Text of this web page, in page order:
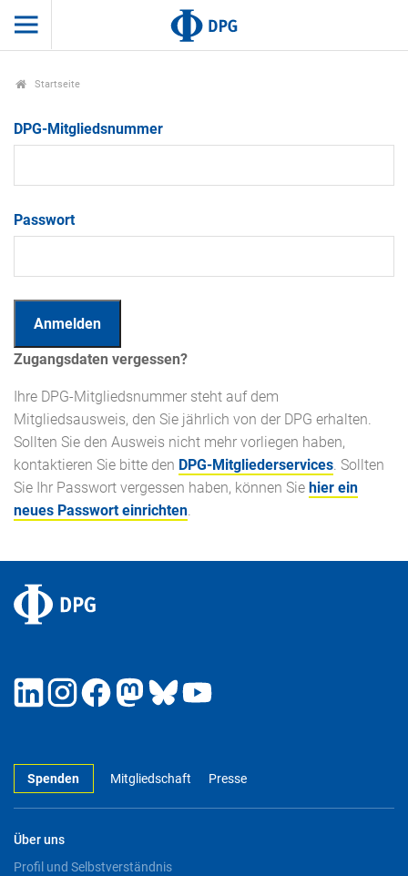
Startseite
DPG-Mitgliedsnummer
Passwort
Zugangsdaten vergessen?
Ihre DPG-Mitgliedsnummer steht auf dem
Mitgliedsausweis, den Sie jährlich von der DPG erhalten.
Sollten Sie den Ausweis nicht mehr vorliegen haben,
kontaktieren Sie bitte den DPG-Mitgliederservices . Sollten
Sie Ihr Passwort vergessen haben, können Sie hier ein
neues Passwort einrichten
Spenden Mitgliedschaft Presse
Über uns
Profil und Selbstverständnis